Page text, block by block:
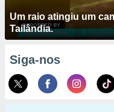
Um raio atingiu um
Tailândia.
Siga-nos